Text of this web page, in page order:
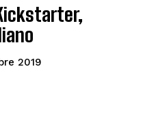
2019